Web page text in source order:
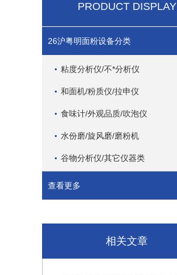
PRODUCT DISPLAY
26沪粤明面粉设备分类
粘度分析仪/不*分析仪
和面机/粉质仪/拉申仪
食味计/外观品质/吹泡仪
水份磨/旋风磨/磨粉机
谷物分析仪/其它仪器类
查看更多
相关文章